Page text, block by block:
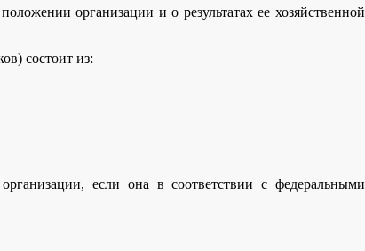
организации и о результатах ее хозяйственной
состоит из:
организации, если она в соответствии с федеральными